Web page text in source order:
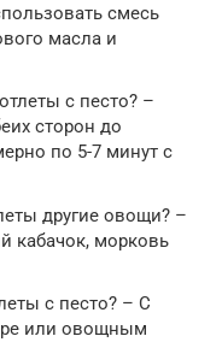
смесь
масла и
с песто? –
сторон до
по 5-7 минут с
другие овощи? –
кабачок, морковь
с песто? – С
или овощным